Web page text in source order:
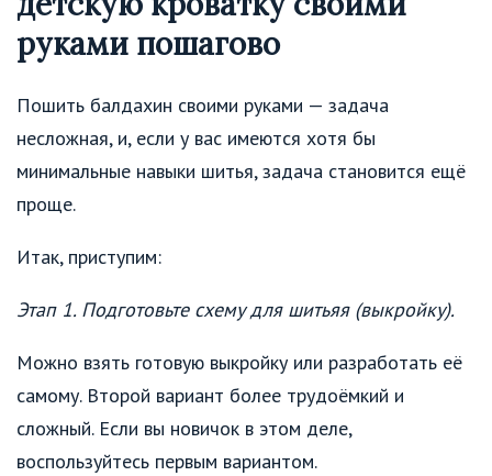
руками пошагово
Пошить балдахин своими руками — задача
несложная, и, если у вас имеются хотя бы
минимальные навыки шитья, задача становится ещё
проще.
Итак, приступим:
Этап 1. Подготовьте схему для шитьяя (выкройку).
Можно взять готовую выкройку или разработать её
самому. Второй вариант более трудоёмкий и
сложный. Если вы новичок в этом деле,
воспользуйтесь первым вариантом.